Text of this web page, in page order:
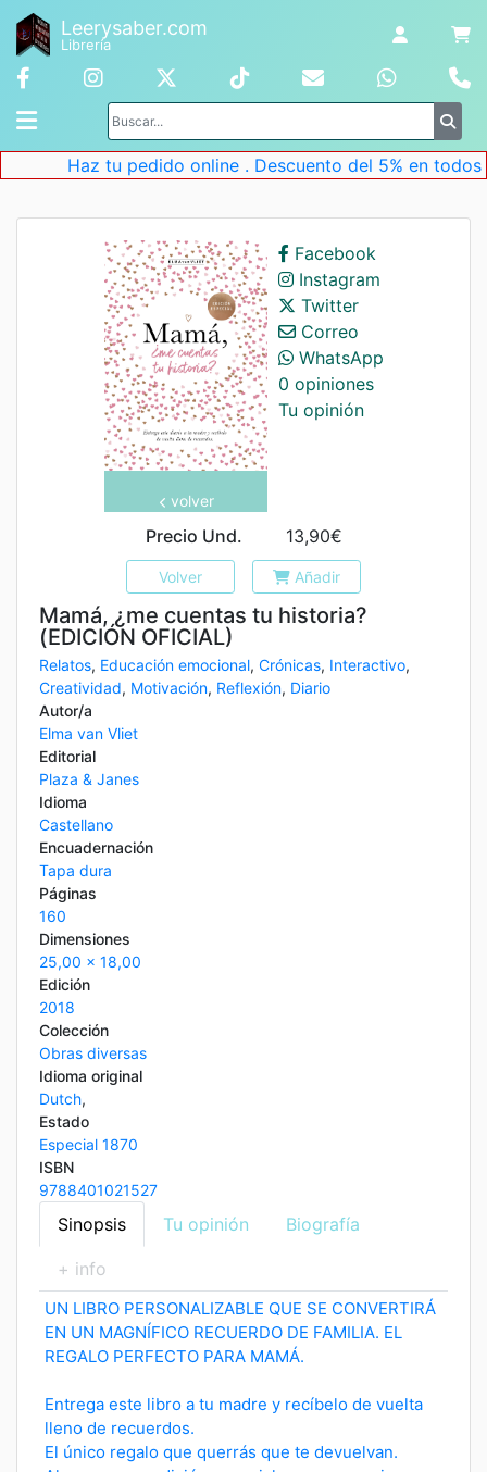
Leerysaber.com
Librería
Haz tu pedido online . Descuento del 5% en todos
volver
Facebook
Instagram
Twitter
Correo
WhatsApp
0 opiniones
Tu opinión
Precio Und. 13,90€
Volver Añadir
Mamá, ¿me cuentas tu historia?
(EDICIÓN OFICIAL)
Relatos, Educación emocional, Crónicas, Interactivo,
Creatividad, Motivación, Reflexión, Diario
Autor/a
Elma van Vliet
Editorial
Plaza & Janes
Idioma
Castellano
Encuadernación
Tapa dura
Páginas
160
Dimensiones
25,00 x 18,00
Edición
2018
Colección
Obras diversas
Idioma original
Dutch,
Estado
Especial 1870
ISBN
9788401021527
Sinopsis Tu opinión Biografía
+ info
UN LIBRO PERSONALIZABLE QUE SE CONVERTIRÁ
EN UN MAGNÍFICO RECUERDO DE FAMILIA. EL
REGALO PERFECTO PARA MAMÁ.
Entrega este libro a tu madre y recíbelo de vuelta
lleno de recuerdos.
El único regalo que querrás que te devuelvan.